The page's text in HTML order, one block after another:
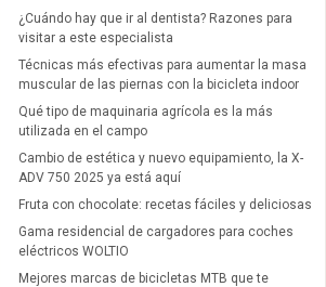
¿Cuándo hay que ir al dentista? Razones para
visitar a este especialista
Técnicas más efectivas para aumentar la masa
muscular de las piernas con la bicicleta indoor
Qué tipo de maquinaria agrícola es la más
utilizada en el campo
Cambio de estética y nuevo equipamiento, la X-
ADV 750 2025 ya está aquí
Fruta con chocolate: recetas fáciles y deliciosas
Gama residencial de cargadores para coches
eléctricos WOLTIO
Mejores marcas de bicicletas MTB que te